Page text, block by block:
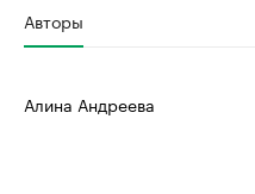
Авторы
Алина Андреева